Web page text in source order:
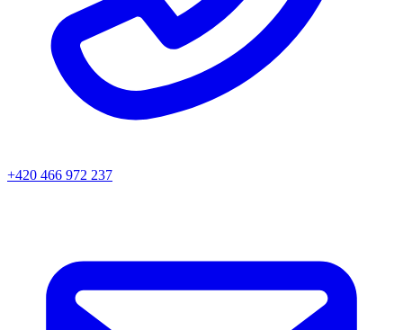
+420 466 972 237